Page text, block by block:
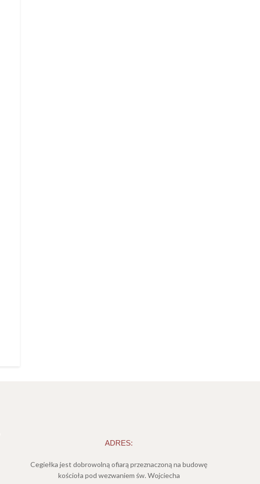
ADRES:
Cegiełka jest dobrowolną ofiarą przeznaczoną na budowę
kościoła pod wezwaniem św. Wojciecha